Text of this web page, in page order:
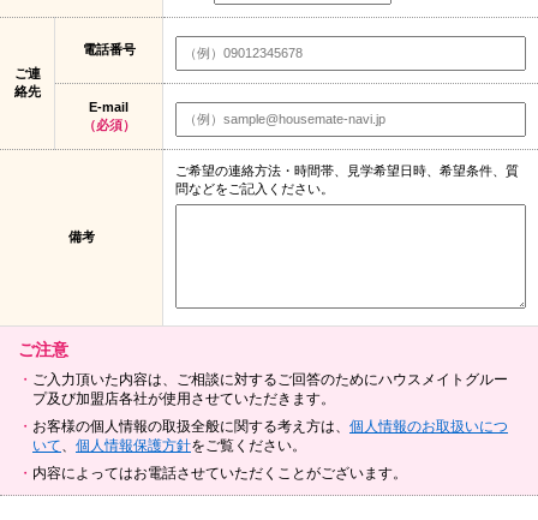
ご連
絡先
電話番号
E-mail
（必須）
備考
ご希望の連絡方法・時間帯、見学希望日時、希望条件、質
問などをご記入ください。
ご注意
ご入力頂いた内容は、ご相談に対するご回答のためにハウスメイトグルー
プ及び加盟店各社が使用させていただきます。
お客様の個人情報の取扱全般に関する考え方は、 個人情報のお取扱いにつ
いて、 個人情報保護方針をご覧ください。
内容によってはお電話させていただくことがございます。